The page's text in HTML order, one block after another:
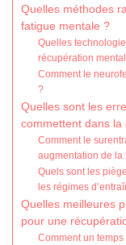
Quelles méthodes
fatigue mentale ?
Quelles
récupération
Comment le
?
Quelles sont les
commettent dans
Comment le
augmentation de la
Quels sont les
les régimes
Quelles meilleures
pour une
Comment un